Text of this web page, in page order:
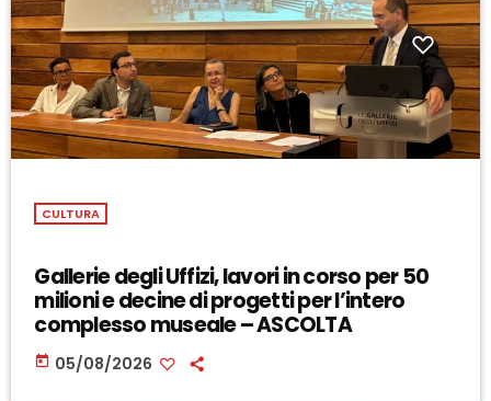
CULTURA
Gallerie degli Uffizi, lavori in corso per 50
milioni e decine di progetti per l’intero
complesso museale – ASCOLTA
today 05/08/2026